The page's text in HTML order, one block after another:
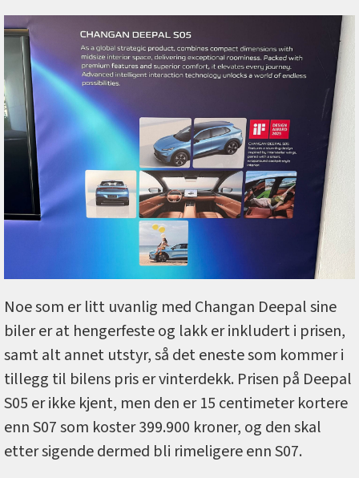
Noe som er litt uvanlig med Changan Deepal sine
biler er at hengerfeste og lakk er inkludert i prisen,
samt alt annet utstyr, så det eneste som kommer i
tillegg til bilens pris er vinterdekk. Prisen på Deepal
S05 er ikke kjent, men den er 15 centimeter kortere
enn S07 som koster 399.900 kroner, og den skal
etter sigende dermed bli rimeligere enn S07.